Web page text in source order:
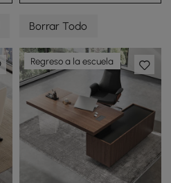
Borrar Todo
Regreso a la escuela